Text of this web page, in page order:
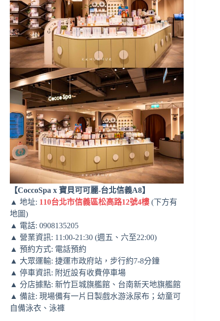
【CoccoSpa x 寶貝可可麗-台北信義A8】
▲ 地址: 110台北市信義區松高路12號4樓 (下方有
地圖)
▲ 電話: 0908135205
▲ 營業資訊: 11:00-21:30 (週五、六至22:00)
▲ 預約方式: 電話預約
▲ 大眾運輸: 捷運市政府站，步行約7-8分鐘
▲ 停車資訊: 附近設有收費停車場
▲ 分店據點: 新竹巨城旗艦館、台南新天地旗艦館
▲ 備註: 現場備有一片日製戲水游泳尿布；幼童可
自備泳衣、泳褲